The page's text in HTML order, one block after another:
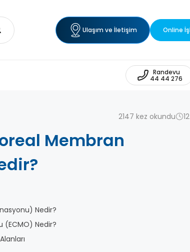
Ulaşım ve İletişim Online
Randevu
44 44 276
2147 kez okundu
Membran
Nedir?
(ECMO) Nedir?